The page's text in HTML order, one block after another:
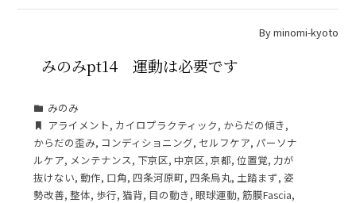
Byminomi-kyoto
みのみpt14 運動は必要です
みのみ
アライメント, カイロプラクティック, からだの傾き,
からだの歪み, コンディショニング, セルフケア, パーソナ
ルケア, メンテナンス, 下京区,中京区,京都,位置覚, 力が
抜けない,動作, 口角,四条河原町,四条烏丸, 土踏まず,姿
勢改善,整体, 歩行,猫背, 目の動き,眼球運動,筋膜Fascia,